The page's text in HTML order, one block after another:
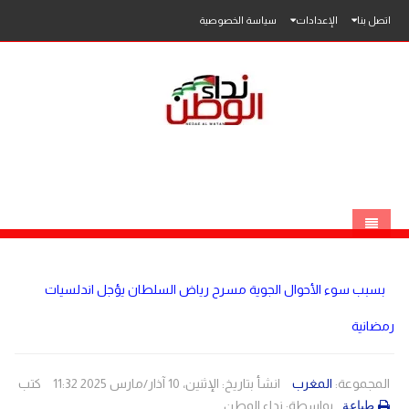
اتصل بنا الإعدادات سياسة الخصوصية
بسبب سوء الأحوال الجوية مسرح رياض السلطان يؤجل اندلسيات
رمضانية
المجموعة: المغرب انشأ بتاريخ: الإثنين، 10 آذار/مارس 2025 11:32
كتب
بواسطة: نداء الوطن طباعة
فلسطين
عربي